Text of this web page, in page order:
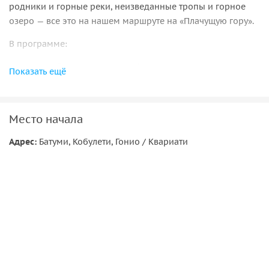
родники и горные реки, неизведанные тропы и горное
озеро — все это на нашем маршруте на «Плачущую гору».
В программе:
• подвесной мост через реку Чаквисцкали,
сделать потрясающие фото,
• живописное горное озеро,
Показать ещё
Место начала
Адрес: Батуми, Кобулети, Гонио / Квариати